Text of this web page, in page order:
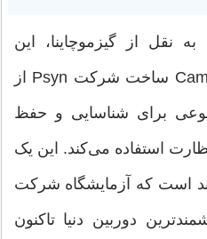
نقل از گیزموچاینا، این
دوربین به‌نام Camera Genie S ساخت شرکت Psyn از
برای شناسایی و حفظ
استفاده می‌کند. این یک
است که آزمایشگاه شرکت
دوربین دنیا تاکنون